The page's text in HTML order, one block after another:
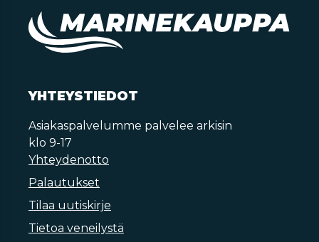
YHTEYSTIEDOT
Asiakaspalvelumme palvelee arkisin
klo 9-17
Yhteydenotto
Palautukset
Tilaa uutiskirje
Tietoa veneilystä